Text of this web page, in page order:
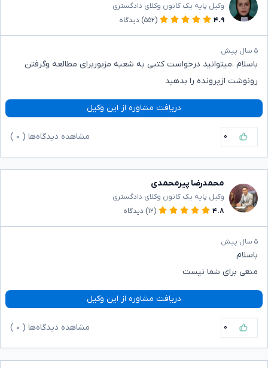
وکیل پایه یک کانون وکلای دادگستری
۴.۹
(۵۵۲) دیدگاه
۵ سال پیش
باسلام .میتوانید درخواست کتبی به شعبه مزبوربرای مطالعه وگرفتن
رونوشت ازپرونده را بدهید
دریافت مشاوره از این وکیل
۰ مشاهده دیدگاه‌ها ( ۰
محمدرضا پیرمحمدی
وکیل پایه یک کانون وکلای دادگستری
۴.۸
(۱۲) دیدگاه
۵ سال پیش
باسلام
منعی برای شما نیست
دریافت مشاوره از این وکیل
۰ مشاهده دیدگاه‌ها ( ۰